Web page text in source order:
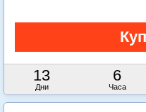
13
Дни
6
Часа